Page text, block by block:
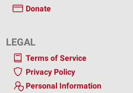
Donate
LEGAL
Terms of Service
Privacy Policy
Personal Information